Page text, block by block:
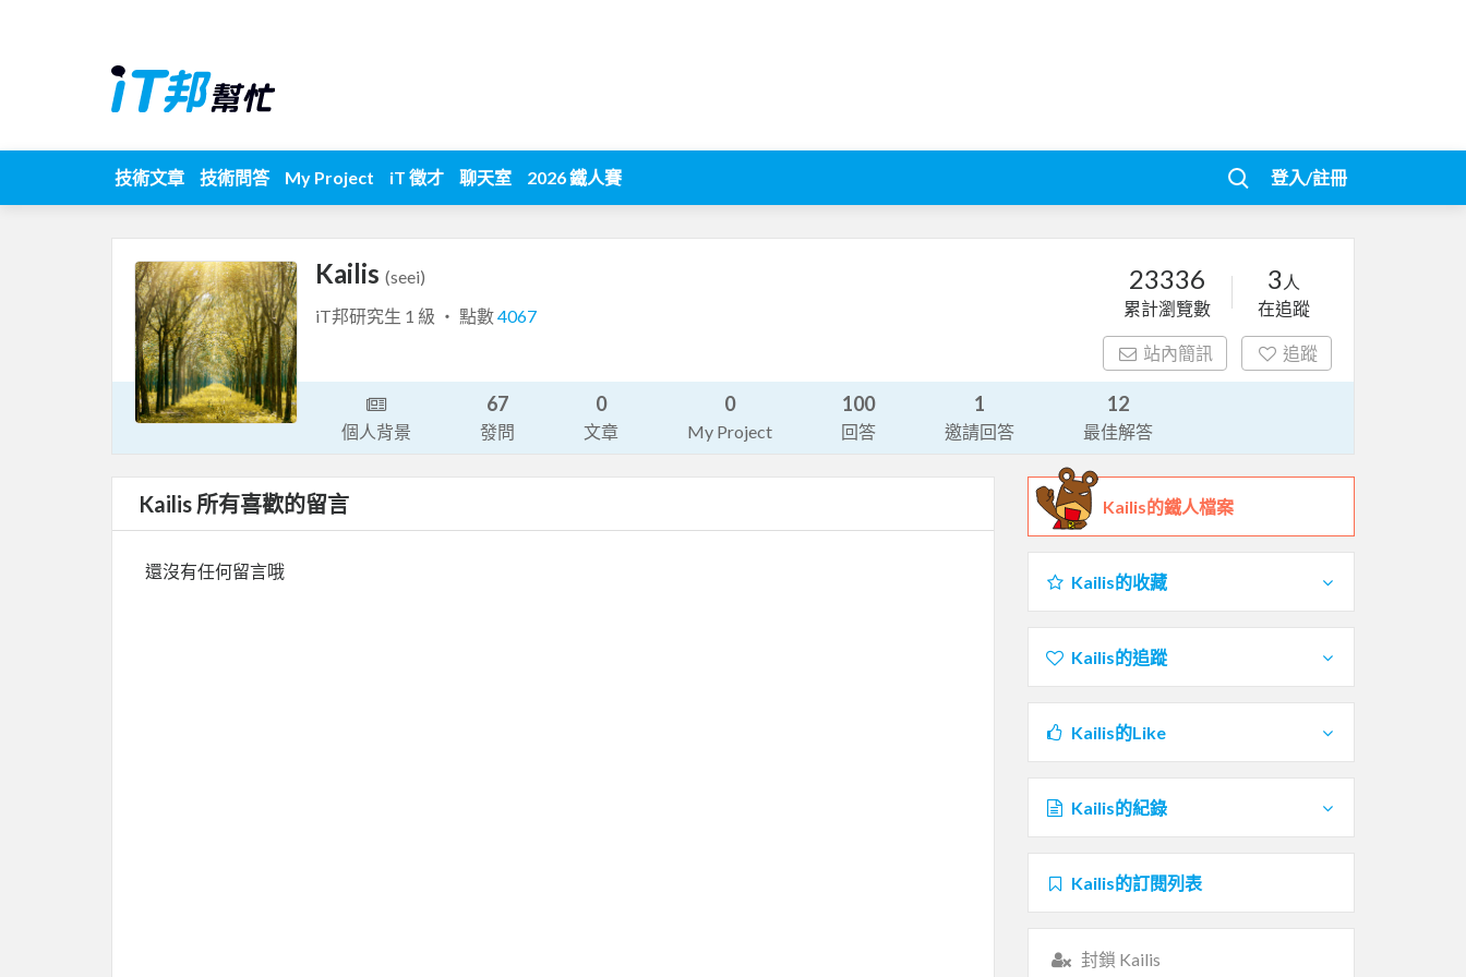
技術文章 技術問答 My Project iT 徵才 聊天室 2026 鐵人賽 登入/註冊
Kailis (seei)
iT邦研究生 1 級 ‧ 點數4067
23336
累計瀏覽數
3 人
在追蹤
站內簡訊 追蹤
個人背景
67
發問
0
文章
0
My Project
100
回答
1
邀請回答
12
最佳解答
Kailis 所有喜歡的留言
還沒有任何留言哦
Kailis的鐵人檔案
Kailis的收藏
Kailis的追蹤
Kailis的Like
Kailis的紀錄
Kailis的訂閱列表
封鎖 Kailis